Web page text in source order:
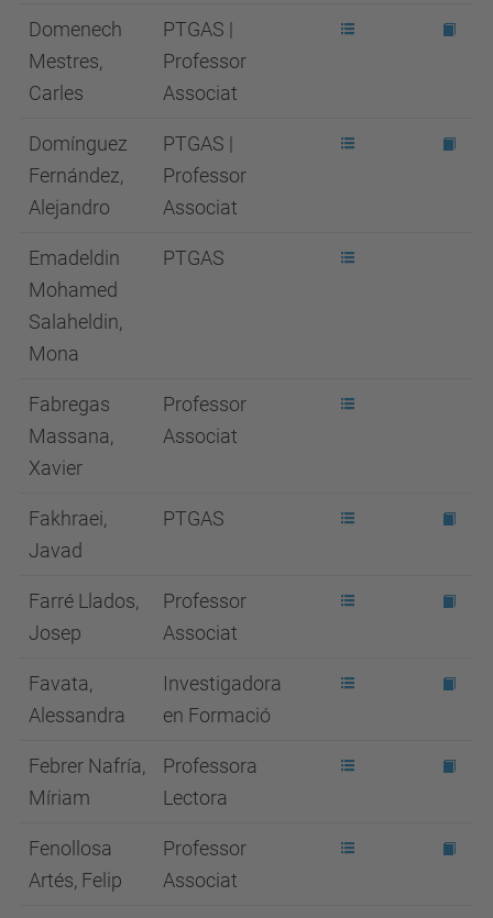
Domenech
Mestres,
Carles
PTGAS |
Professor
Associat
Domínguez
Fernández,
Alejandro
PTGAS |
Professor
Associat
Emadeldin
Mohamed
Salaheldin,
Mona
PTGAS
Fabregas
Massana,
Xavier
Professor
Associat
Fakhraei,
Javad
PTGAS
Farré Llados,
Josep
Professor
Associat
Favata,
Alessandra
Investigadora
en Formació
Febrer Nafría,
Míriam
Professora
Lectora
Fenollosa
Artés, Felip
Professor
Associat